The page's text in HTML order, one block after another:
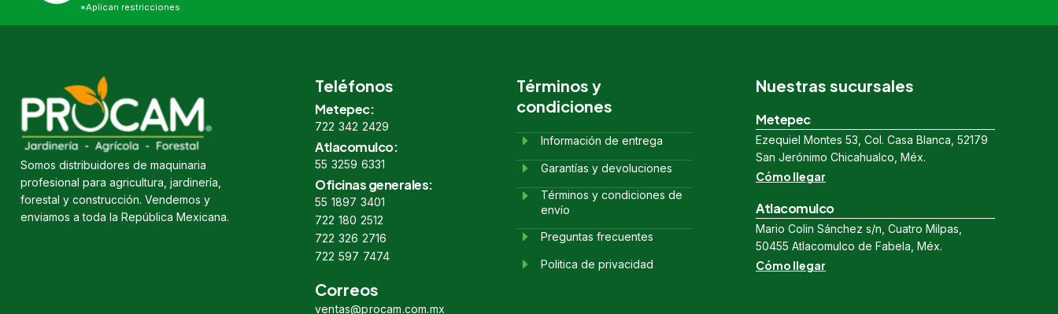
*Aplican restricciones
Somos distribuidores de maquinaria
profesional para agricultura, jardinería,
forestal y construcción. Vendemos y
enviamos a toda la República Mexicana.
Teléfonos
Metepec:
722 342 2429
Atlacomulco:
55 3259 6331
Oficinas generales:
55 1897 3401
722 180 2512
722 326 2716
722 597 7474
Correos
ventas@procam.com.mx
Términos y
condiciones
Información de entrega
Garantías y devoluciones
Términos y condiciones de
envío
Preguntas frecuentes
Politica de privacidad
Nuestras sucursales
Metepec
Ezequiel Montes 53, Col. Casa Blanca, 52179
San Jerónimo Chicahualco, Méx.
Cómo llegar
Atlacomulco
Mario Colin Sánchez s/n, Cuatro Milpas,
50455 Atlacomulco de Fabela, Méx.
Cómo llegar